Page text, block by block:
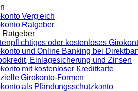
Vergleich
Ratgeber
Ratgeber
oder kostenloses
und Online Banking bei
Einlagesicherung und Zinsen
mit kostenloser Kreditkarte
Girokonto-Formen
als Pfändungsschutzkonto